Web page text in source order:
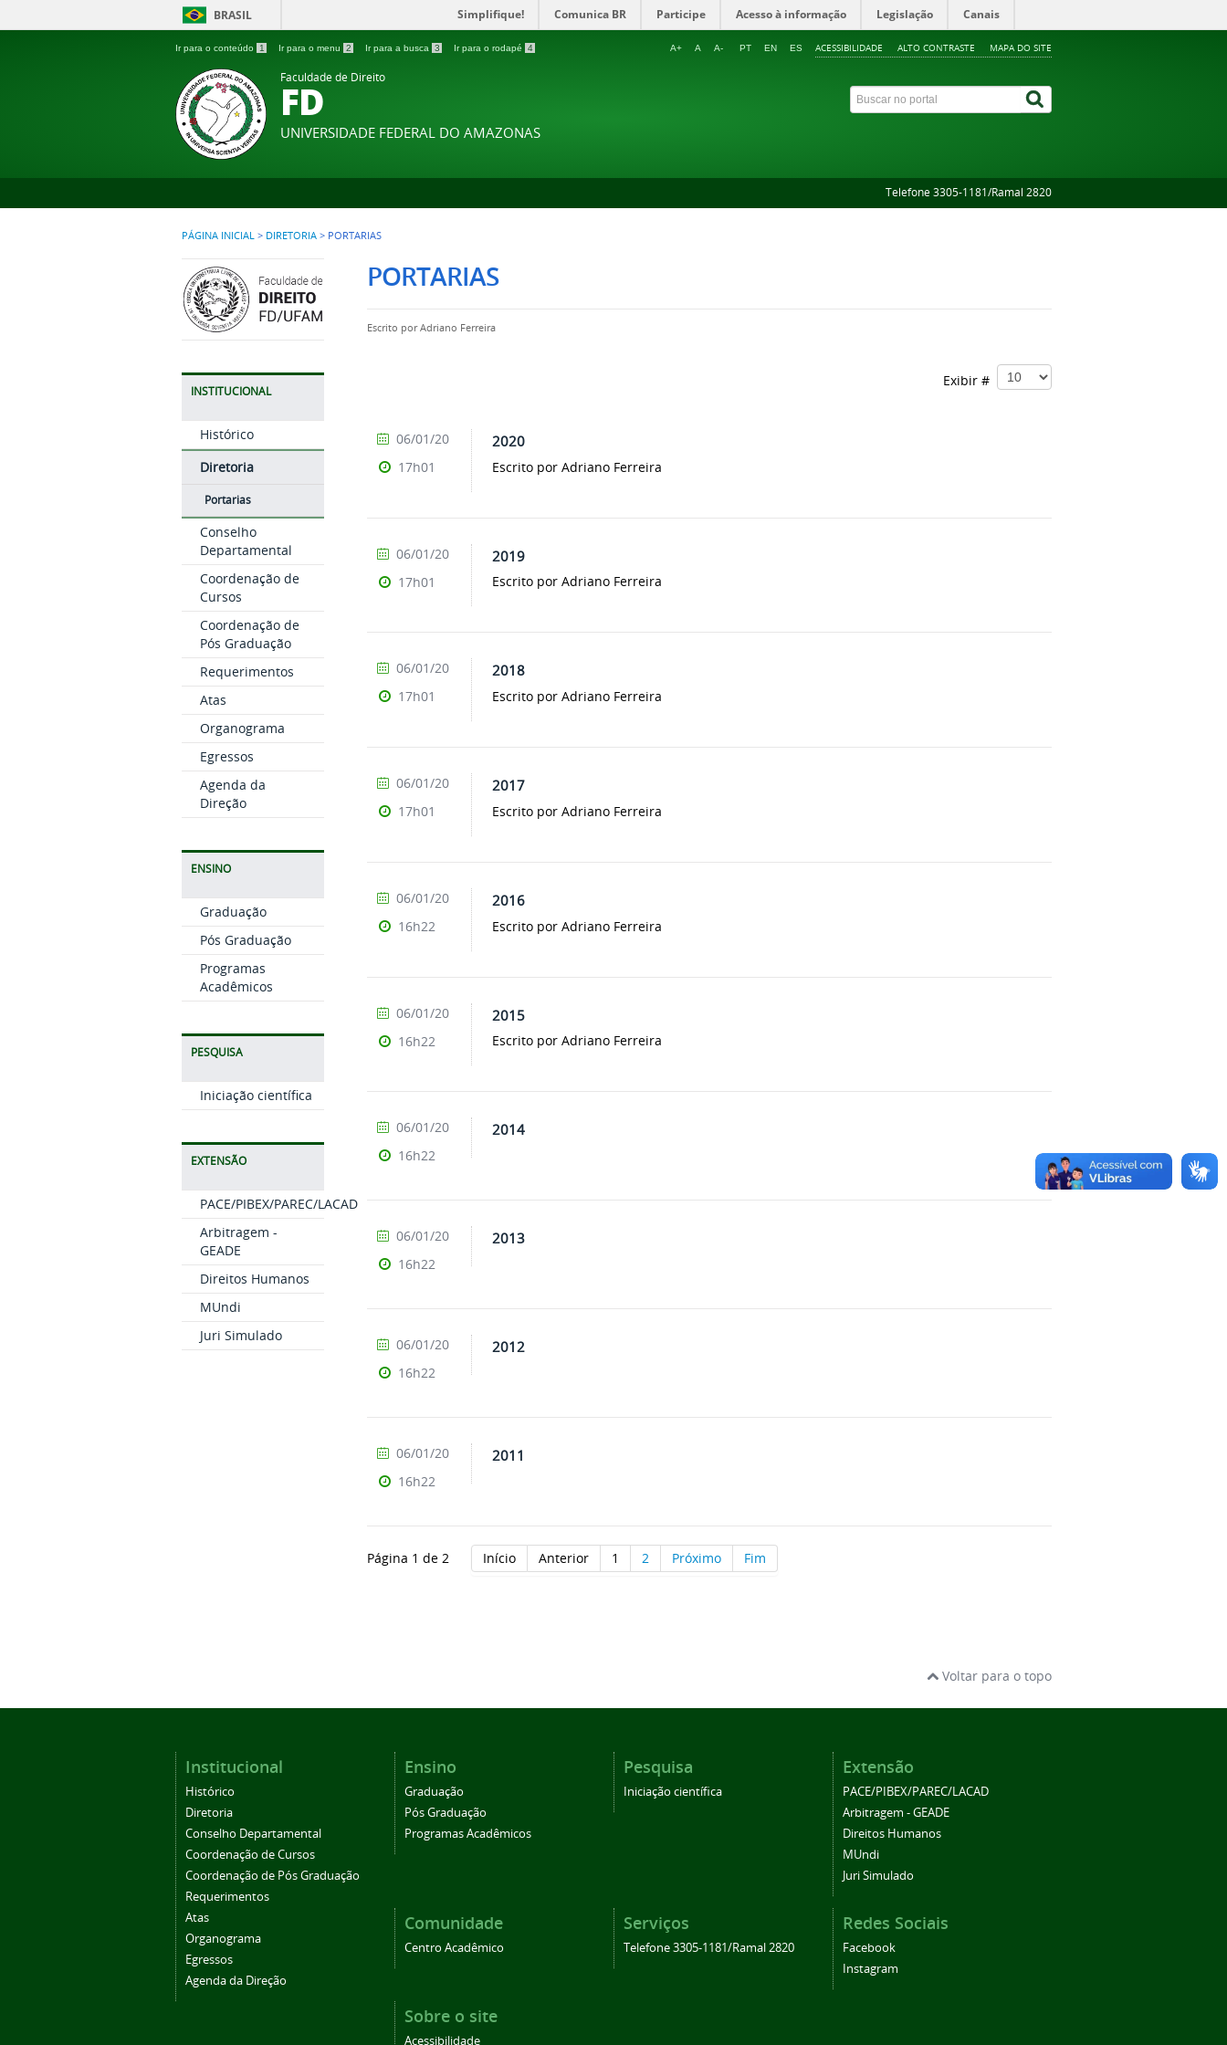
BRASIL Simplifique! Comunica BR Participe Acesso à informação Legislação Canais
Ir para o conteúdo 1 Ir para o menu 2 Ir para a busca 3 Ir para o rodapé 4 ACESSIBILIDADE ALTO CONTRASTE MAPA DO SITE
A+ A A- PT EN ES
Faculdade de Direito
FD
UNIVERSIDADE FEDERAL DO AMAZONAS
Telefone 3305-1181/Ramal 2820
PÁGINA INICIAL > DIRETORIA > PORTARIAS
INSTITUCIONAL
Histórico
Diretoria
Portarias
Conselho
Departamental
Coordenação de
Cursos
Coordenação de
Pós Graduação
Requerimentos
Atas
Organograma
Egressos
Agenda da
Direção
ENSINO
Graduação
Pós Graduação
Programas
Acadêmicos
PESQUISA
Iniciação científica
EXTENSÃO
PACE/PIBEX/PAREC/LACAD
Arbitragem -
GEADE
Direitos Humanos
MUndi
Juri Simulado
PORTARIAS
Escrito porAdriano Ferreira
Exibir #
2020
Escrito por Adriano Ferreira
06/01/20
17h01
2019
Escrito por Adriano Ferreira
06/01/20
17h01
2018
Escrito por Adriano Ferreira
06/01/20
17h01
2017
Escrito por Adriano Ferreira
06/01/20
17h01
2016
Escrito por Adriano Ferreira
06/01/20
16h22
2015
Escrito por Adriano Ferreira
06/01/20
16h22
2014
06/01/20
16h22
2013
06/01/20
16h22
2012
06/01/20
16h22
2011
06/01/20
16h22
Página 1 de 2 Início Anterior 1 2 Próximo Fim
Voltar para o topo
Institucional
Histórico
Diretoria
Conselho Departamental
Coordenação de Cursos
Coordenação de Pós Graduação
Requerimentos
Atas
Organograma
Egressos
Agenda da Direção
Ensino
Graduação
Pós Graduação
Programas Acadêmicos
Pesquisa
Iniciação científica
Extensão
PACE/PIBEX/PAREC/LACAD
Arbitragem - GEADE
Direitos Humanos
MUndi
Juri Simulado
Comunidade
Centro Acadêmico
Serviços
Telefone 3305-1181/Ramal 2820
Redes Sociais
Facebook
Instagram
Sobre o site
Acessibilidade